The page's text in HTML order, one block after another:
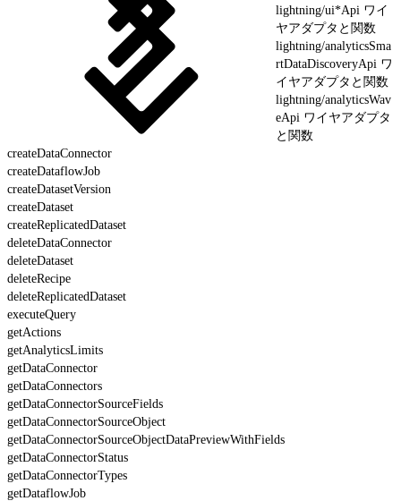
lightning/ui*Api ワイ
ヤアダプタと関数
lightning/analyticsSma
rtDataDiscoveryApi ワ
イヤアダプタと関数
lightning/analyticsWav
eApi ワイヤアダプタ
と関数
createDataConnector
createDataflowJob
createDatasetVersion
createDataset
createReplicatedDataset
deleteDataConnector
deleteDataset
deleteRecipe
deleteReplicatedDataset
executeQuery
getActions
getAnalyticsLimits
getDataConnector
getDataConnectors
getDataConnectorSourceFields
getDataConnectorSourceObject
getDataConnectorSourceObjectDataPreviewWithFields
getDataConnectorStatus
getDataConnectorTypes
getDataflowJob